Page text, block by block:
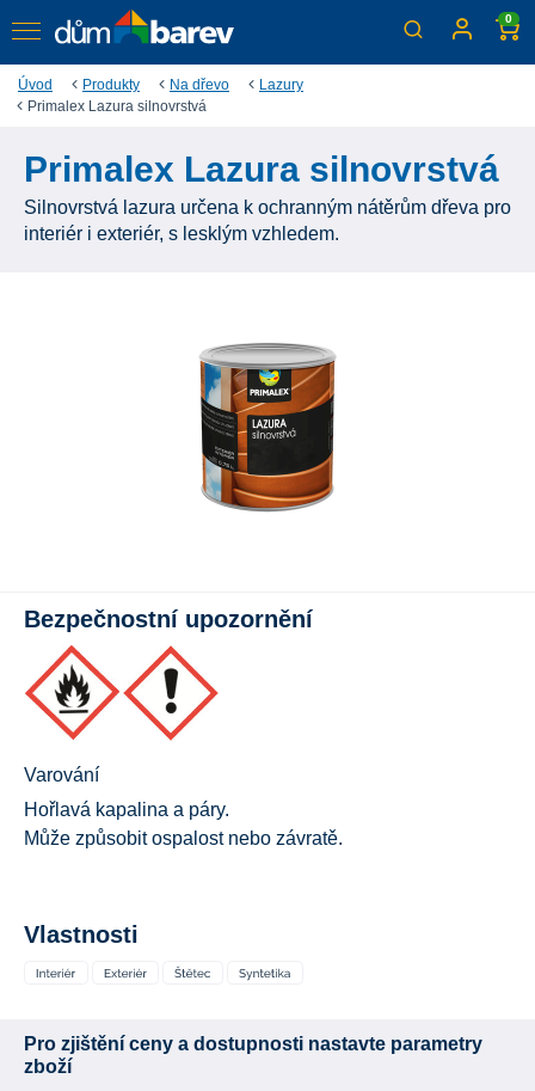
0
Úvod Produkty Na dřevo
Lazury
Primalex Lazura silnovrstvá
Primalex Lazura silnovrstvá
Silnovrstvá lazura určena k ochranným nátěrům dřeva pro
interiér i exteriér, s lesklým vzhledem.
Bezpečnostní upozornění
Varování
Hořlavá kapalina a páry.
Může způsobit ospalost nebo závratě.
Vlastnosti
Pro zjištění ceny a dostupnosti nastavte parametry
zboží